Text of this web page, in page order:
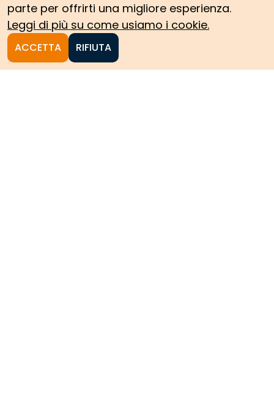
parte per offrirti una migliore esperienza.
Leggi di più su come usiamo i cookie.
ACCETTA RIFIUTA